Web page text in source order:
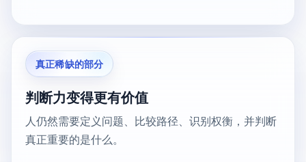
真正稀缺的部分
判断力变得更有价值
人仍然需要定义问题、比较路径、识别权衡，并判断
真正重要的是什么。